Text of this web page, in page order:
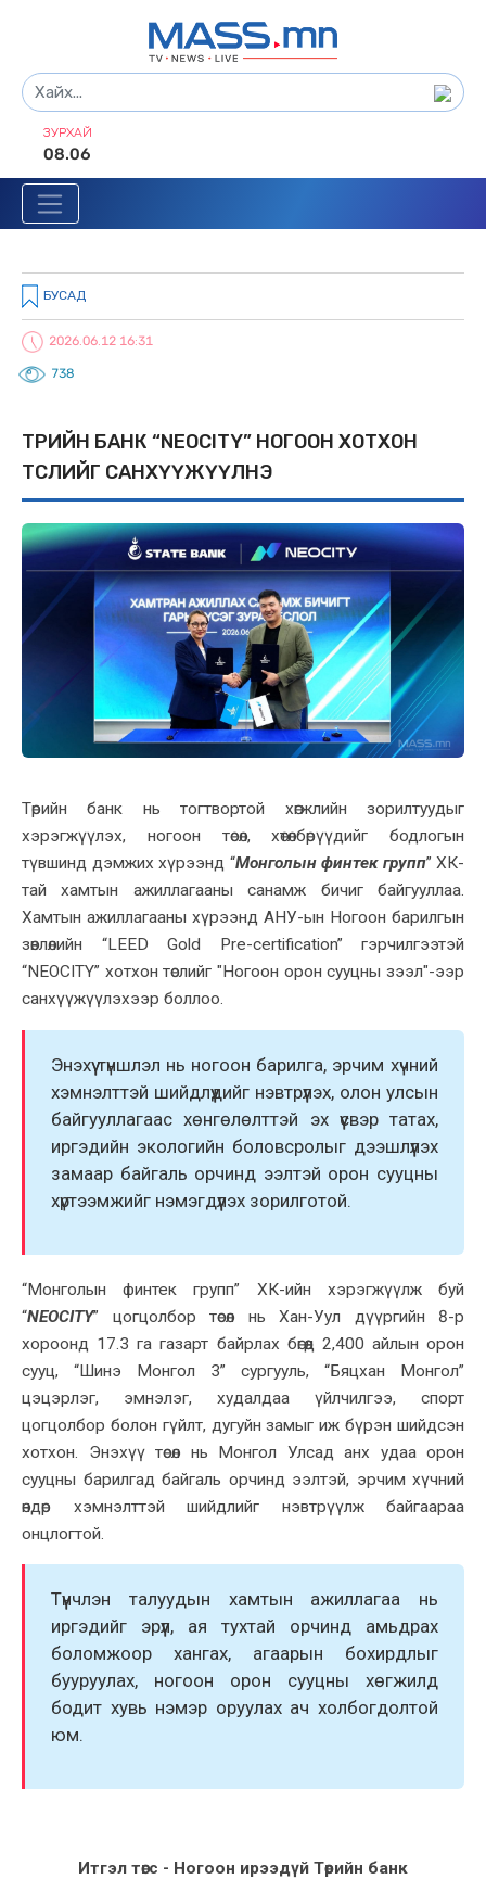
ЗУРХАЙ
08.06
БУСАД
2026.06.12 16:31
738
ТӨРИЙН БАНК “NEOCITY” НОГООН ХОТХОН
ТӨСЛИЙГ САНХҮҮЖҮҮЛНЭ
Төрийн банк нь тогтвортой хөгжлийн зорилтуудыг
хэрэгжүүлэх, ногоон төсөл, хөтөлбөрүүдийг бодлогын
түвшинд дэмжих хүрээнд “Монголын финтек групп” ХК-
тай хамтын ажиллагааны санамж бичиг байгууллаа.
Хамтын ажиллагааны хүрээнд АНУ-ын Ногоон барилгын
зөвлөлийн “LEED Gold Pre-certification” гэрчилгээтэй
“NEOCITY” хотхон төслийг "Ногоон орон сууцны зээл"-ээр
санхүүжүүлэхээр боллоо.
Энэхүү түншлэл нь ногоон барилга, эрчим хүчний
хэмнэлттэй шийдлүүдийг нэвтрүүлэх, олон улсын
байгууллагаас хөнгөлөлттэй эх үүсвэр татах,
иргэдийн экологийн боловсролыг дээшлүүлэх
замаар байгаль орчинд ээлтэй орон сууцны
хүртээмжийг нэмэгдүүлэх зорилготой.
“Монголын финтек групп” ХК-ийн хэрэгжүүлж буй
“NEOCITY” цогцолбор төсөл нь Хан-Уул дүүргийн 8-р
хороонд 17.3 га газарт байрлах бөгөөд 2,400 айлын орон
сууц, “Шинэ Монгол 3” сургууль, “Бяцхан Монгол”
цэцэрлэг, эмнэлэг, худалдаа үйлчилгээ, спорт
цогцолбор болон гүйлт, дугуйн замыг иж бүрэн шийдсэн
хотхон. Энэхүү төсөл нь Монгол Улсад анх удаа орон
сууцны барилгад байгаль орчинд ээлтэй, эрчим хүчний
өндөр хэмнэлттэй шийдлийг нэвтрүүлж байгаараа
онцлогтой.
Түүнчлэн талуудын хамтын ажиллагаа нь
иргэдийг эрүүл, ая тухтай орчинд амьдрах
боломжоор хангах, агаарын бохирдлыг
бууруулах, ногоон орон сууцны хөгжилд
бодит хувь нэмэр оруулах ач холбогдолтой
юм.
Итгэл төгс - Ногоон ирээдүй Төрийн банк